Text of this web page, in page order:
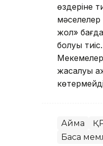
өздеріне
жол»
болуы
жасалуы
Аймақ
Басқа